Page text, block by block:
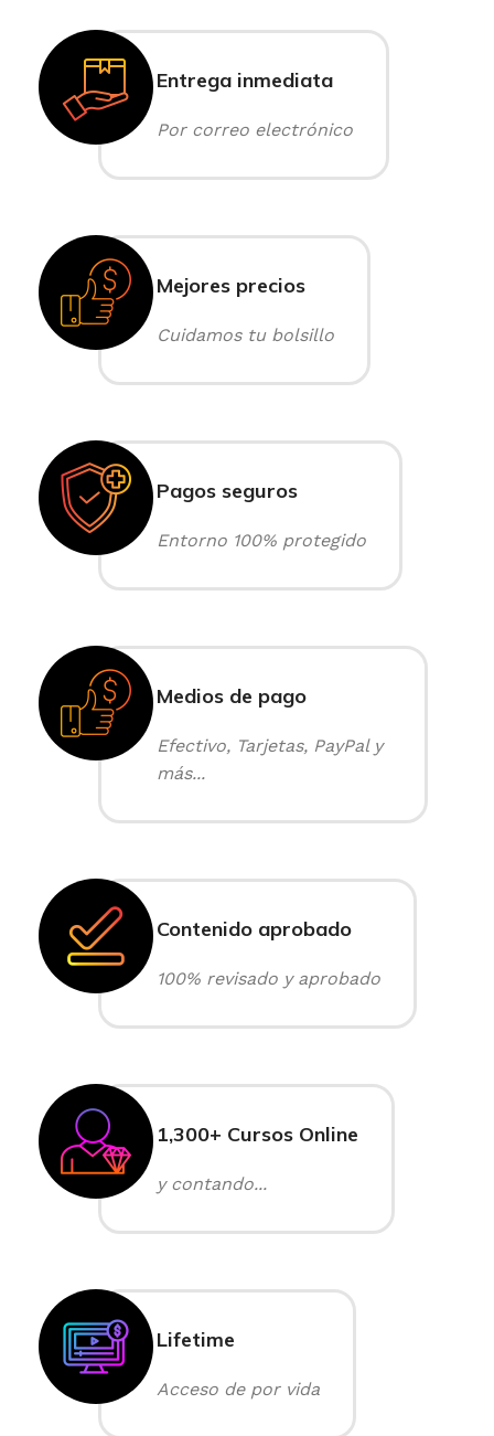
Entrega inmediata
Por correo electrónico
Mejores precios
Cuidamos tu bolsillo
Pagos seguros
Entorno 100% protegido
Medios de pago
Efectivo, Tarjetas, PayPal y
más...
Contenido aprobado
100% revisado y aprobado
1,300+ Cursos Online
y contando...
Lifetime
Acceso de por vida